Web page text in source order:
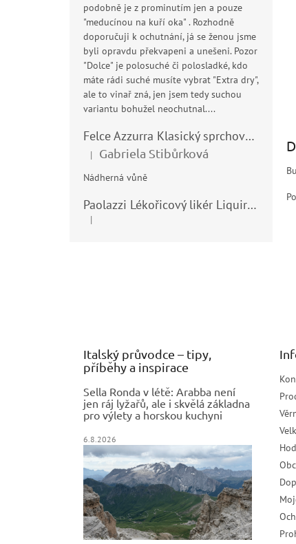
podobně je z prominutím jen a pouze
"meducínou na kuří oka" . Rozhodně
doporučuji k ochutnání, já se ženou jsme
byli opravdu překvapeni a unešeni. Pozor
"Dolce" je polosuché či polosladké, kdo
máte rádi suché musíte vybrat "Extra dry",
ale to vinař zná, jen jsem tedy suchou
variantu bohužel neochutnal....
Felce Azzurra Klasický sprchový gel - doccia gel 400ml
Hodnocení produktu je 5 z 5 hvězdiček.
| Gabriela Stibůrková
Nádherná vůně
Paolazzi Lékořicový likér Liquirizia 24% 0,7L
Hodnocení produktu je 5 z 5 hvězdiček.
|
Italský průvodce – tipy,
příběhy a inspirace
Sella Ronda v létě: Arabba není
jen ráj lyžařů, ale i skvělá základna
pro výlety a horskou kuchyni
6.8.2026